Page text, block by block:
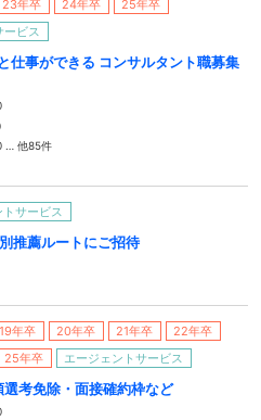
23年卒 24年卒
25年卒
ービス
仕事ができる コンサルタント職募集
… 他85件
サービス
別推薦ルートにご招待
19年卒 20年卒 21年卒
22年卒
25年卒 エージェントサービス
選考免除・面接確約枠など